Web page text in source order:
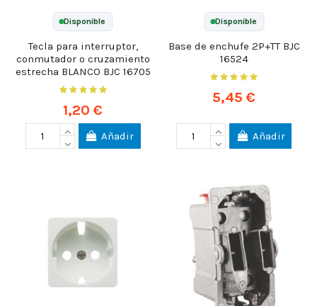
Disponible
Tecla para interruptor,
conmutador o cruzamiento
estrecha BLANCO BJC 16705
1,20 €
Añadir
Disponible
Base de enchufe 2P+TT BJC
16524
5,45 €
Añadir